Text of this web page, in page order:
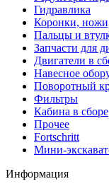
Гидравлика
Коронки,
Пальцы и
Запчасти для
Двигатели в
Навесное
Поворотный
Фильтры
Кабина в сборе
Прочее
Fortschritt
Мини-
Информация